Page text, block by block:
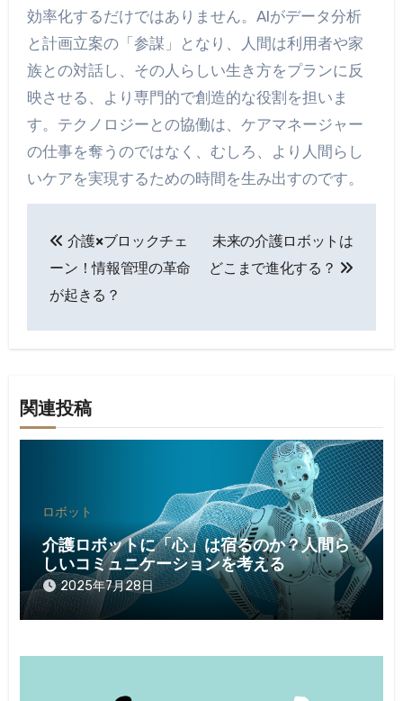
効率化するだけではありません。AIがデータ分析
と計画立案の「参謀」となり、人間は利用者や家
族との対話し、その人らしい生き方をプランに反
映させる、より専門的で創造的な役割を担いま
す。テクノロジーとの協働は、ケアマネージャー
の仕事を奪うのではなく、むしろ、より人間らし
いケアを実現するための時間を生み出すのです。
ナ
ビ
ー
シ
ン
介護×ブロックチェ
ーン！情報管理の革命
が起きる？
未来の介護ロボットは
どこまで進化する？
関連投稿
ロボット
介護ロボットに「心」は宿るのか？人間ら
しいコミュニケーションを考える
2025年7月28日